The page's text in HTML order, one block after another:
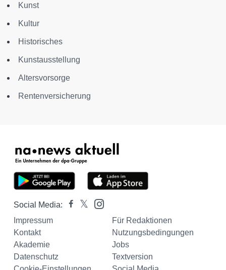
Kunst
Kultur
Historisches
Kunstausstellung
Altersvorsorge
Rentenversicherung
Social Media:
Impressum
Für Redaktionen
Kontakt
Nutzungsbedingungen
Akademie
Jobs
Datenschutz
Textversion